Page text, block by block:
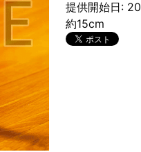
提供開始日:
約15cm